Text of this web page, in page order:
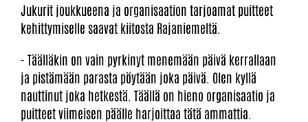
Jukurit joukkueena ja organisaation tarjoamat puitteet
kehittymiselle saavat kiitosta Rajaniemeltä.
- Täälläkin on vain pyrkinyt menemään päivä kerrallaan
ja pistämään parasta pöytään joka päivä. Olen kyllä
nauttinut joka hetkestä. Täällä on hieno organisaatio ja
puitteet viimeisen päälle harjoittaa tätä ammattia.